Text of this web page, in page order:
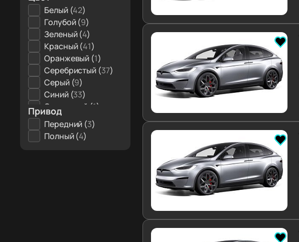
Белый (42)
Голубой (9)
Зеленый (4)
Красный (41)
Оранжевый (1)
Серебристый (37)
Серый (9)
Синий (33)
Сиреневый (1)
Темно-серый (
Фиолетовый (
Черный ( 57
Привод
Передний (3)
Полный (4)